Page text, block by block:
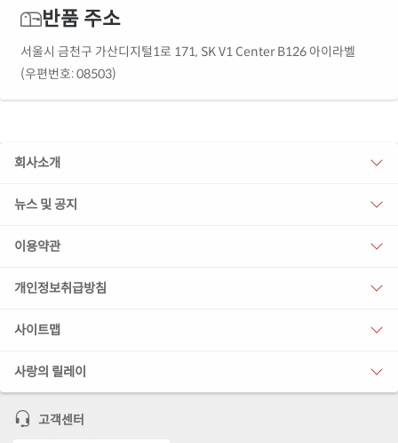
반품 주소
서울시 금천구 가산디지털1로 171, SK V1 Center B126 아이라벨
(우편번호: 08503)
회사소개
뉴스 및 공지
이용약관
개인정보취급방침
사이트맵
사랑의 릴레이
고객센터